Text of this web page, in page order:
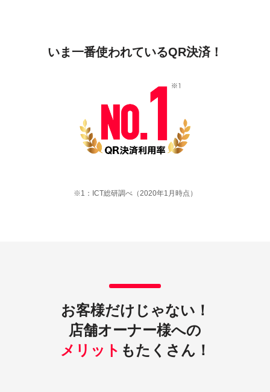
いま一番使われているQR決済！
※1：ICT総研調べ（2020年1月時点）
お客様だけじゃない！
店舗オーナー様への
メリット もたくさん！